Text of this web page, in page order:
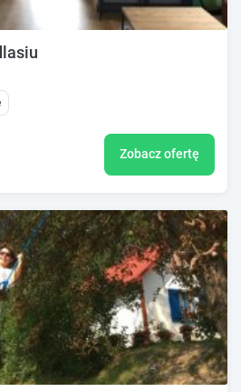
Zobacz ofertę